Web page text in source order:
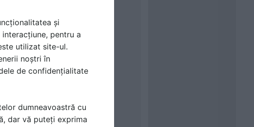
și
pentru a
utilizat site-ul.
noștri în
de confidențialitate
dumneavoastră cu
dar vă puteți exprima